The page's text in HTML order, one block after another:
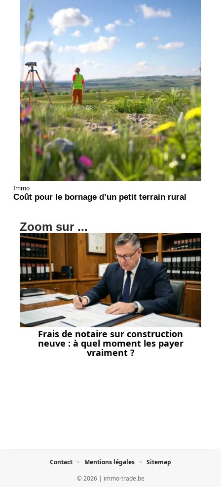
Immo
Coût pour le bornage d’un petit terrain rural
Zoom sur ...
Frais de notaire sur construction
neuve : à quel moment les payer
vraiment ?
© 2026 | immo-trade.be
Contact Mentions légales Sitemap